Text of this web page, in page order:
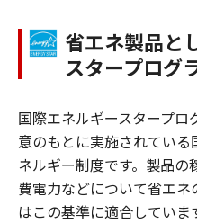
省エネ製品と
スタープログ
国際エネルギースタープ
意のもとに実施されてい
ネルギー制度です。製品
費電力などについて省エ
はこの基準に適合していま